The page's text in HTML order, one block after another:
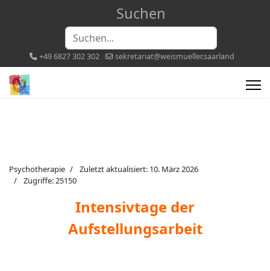
Suchen
+49 6827 302 302 sekretariat@weismueller.saarland
Psychotherapie
Zuletzt aktualisiert: 10. März 2026
Zugriffe: 25150
Intensivtage der
Aufstellungsarbeit